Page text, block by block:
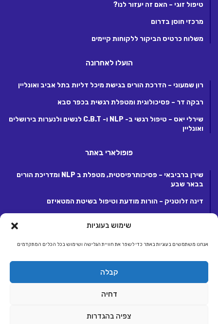
שימוש בעוגיות
אנחנו משתמשים בעוגיות באתר כדי לשפר את חוויית הגלישה ושימוש בכל הכלים המתקדמים
קבלה
דחיה
צפיה בהגדרות
טיפול זוגי – האם זה יעזור לנו?
מרכזי חוסן בדרום
משלוח כרטיס הביקור ללקוחות קיימים
הועלו לאחרונה
רון שמעוני – הדרכת הורים בגישת מיכל דליות בתל אביב ואונליין
רבקה דר – פסיכולוגית ומטפלת רגשית בכפר סבא
שירלי יאס – טיפול רגשי ב- NLP ו- C.B.T לנשים ולנערות בירושלים
ואונליין
פופולארי באתר
שירן ברביבאי – פסיכותרפיסטית, מטפלת ב NLP ומדריכת הורים
בבאר שבע
דינה זלוטניק – הורות מודעת וטיפול בשיטת המטאיזם
מפעילת קבוצת אתרי אלטרנטיבלי |